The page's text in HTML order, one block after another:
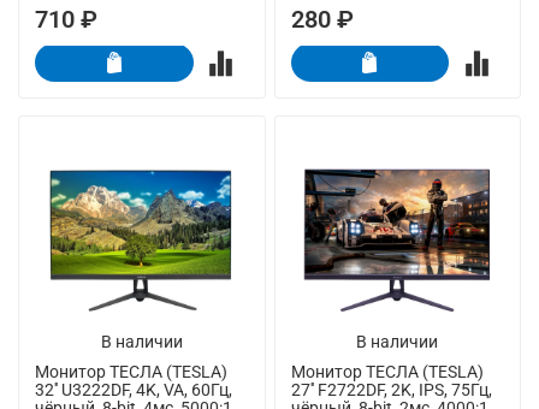
710 ₽ 280 ₽
В наличии
Монитор ТЕСЛА (TESLA)
32'' U3222DF, 4K, VA, 60Гц,
В наличии
Монитор ТЕСЛА (TESLA)
27'' F2722DF, 2K, IPS, 75Гц,